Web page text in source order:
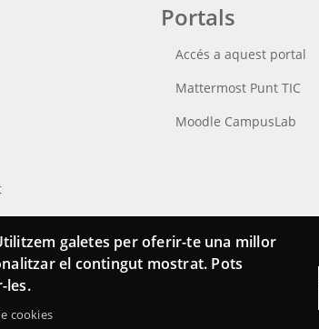
Portals
Accés a aquest portal
Mattermost Punt TIC
Moodle CampusLab
galetes per oferir-te una millor
el contingut mostrat. Pots
les.
cookies